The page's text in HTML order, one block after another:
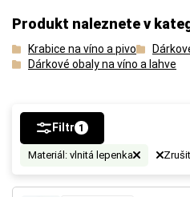
Produkt naleznete v
Krabice na víno a pivo
Dárkové obaly na víno a lahve
Filtr 1
Materiál: vlnitá lepenka